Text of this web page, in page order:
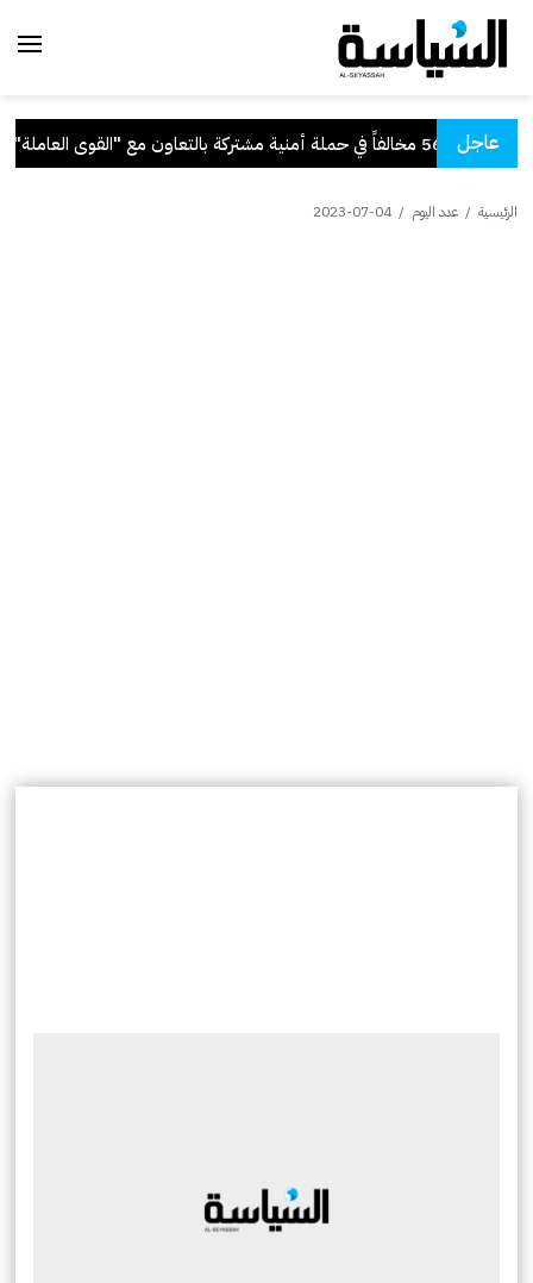
عاجل
أمنية مشتركة بالتعاون مع "القوى العاملة"
الرئيسية / عدد اليوم /
2023-07-04